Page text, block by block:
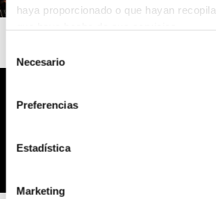
haya proporcionado o que hayan
Necesario
Preferencias
Estadística
Marketing